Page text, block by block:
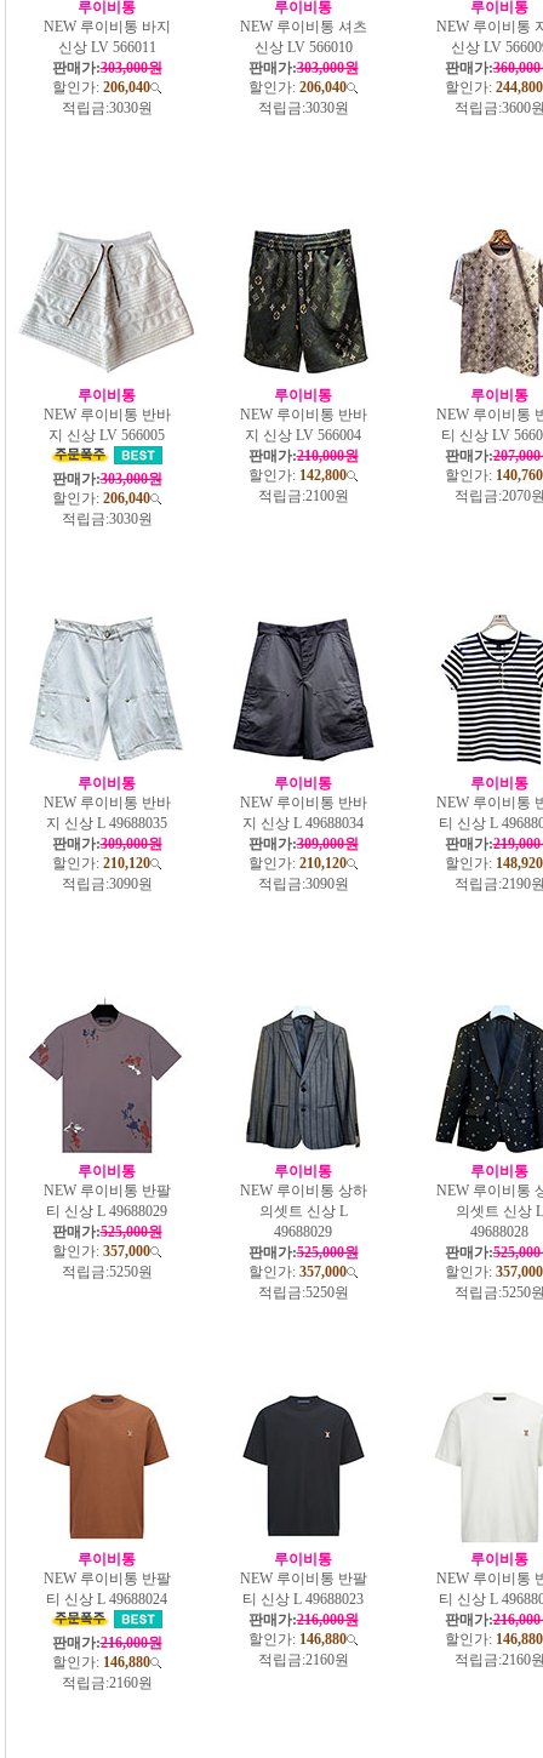
루이비통
NEW 루이비통 바지
신상 LV 566011
판매가:303,000원
할인가: 206,040
적립금:3030원
루이비통
NEW 루이비통 셔츠
신상 LV 566010
판매가:303,000원
할인가: 206,040
적립금:3030원
루이비통
NEW 루이비통
신상 LV
판매가:
할인가: 244,800
적립금:3600
루이비통
NEW 루이비통 반바
지 신상 LV 566005
판매가:303,000원
할인가: 206,040
적립금:3030원
루이비통
NEW 루이비통 반바
지 신상 LV 566004
판매가:210,000원
할인가: 142,800
적립금:2100원
루이비통
NEW 루이비통
티 신상 LV
판매가:
할인가: 140,760
적립금:2070
루이비통
NEW 루이비통 반바
지 신상 L 49688035
판매가:309,000원
할인가: 210,120
적립금:3090원
루이비통
NEW 루이비통 반바
지 신상 L 49688034
판매가:309,000원
할인가: 210,120
적립금:3090원
루이비통
NEW 루이비통
티 신상 L
판매가:
할인가: 148,920
적립금:2190
루이비통
NEW 루이비통 반팔
티 신상 L 49688029
판매가:525,000원
할인가: 357,000
적립금:5250원
루이비통
NEW 루이비통 상하
의셋트 신상 L
49688029
판매가:525,000원
할인가: 357,000
적립금:5250원
루이비통
NEW 루이비통
의셋트 신상 L
49688028
판매가:
할인가: 357,000
적립금:5250
루이비통
NEW 루이비통 반팔
티 신상 L 49688024
판매가:216,000원
할인가: 146,880
적립금:2160원
루이비통
NEW 루이비통 반팔
티 신상 L 49688023
판매가:216,000원
할인가: 146,880
적립금:2160원
루이비통
NEW 루이비통
티 신상 L
판매가:
할인가: 146,880
적립금:2160